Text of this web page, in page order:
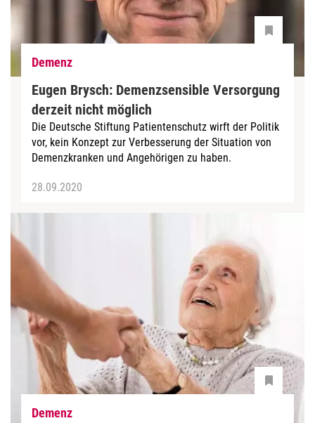
Demenz
Eugen Brysch: Demenzsensible Versorgung
derzeit nicht möglich
Die Deutsche Stiftung Patientenschutz wirft der Politik
vor, kein Konzept zur Verbesserung der Situation von
Demenzkranken und Angehörigen zu haben.
28.09.2020
Demenz